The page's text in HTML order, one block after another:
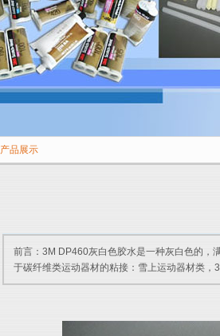
产品展示
前言：3M DP460灰白色胶水是一种灰白色的，
于碳纤维类运动器材的粘接：雪上运动器材类